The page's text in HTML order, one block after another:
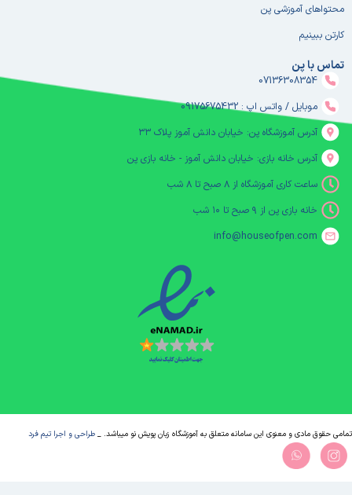
محتواهای آموزشی پن
کارتن ببینیم
تماس با پن
07136308354
موبایل / واتس اپ : 09175675432
آدرس آموزشگاه پن: خیابان دانش آموز پلاک ۳۳
آدرس خانه بازی: خیابان دانش آموز - خانه بازی پن
ساعت کاری آموزشگاه از ۸ صبح تا ۸ شب
خانه بازی پن از ۹ صبح تا ۱۰ شب
info@houseofpen.com
تمامی حقوق مادی و معنوی این سامانه متعلق به آموزشگاه زبان پویش نو میباشد. _ طراحی و اجرا تیم فرد